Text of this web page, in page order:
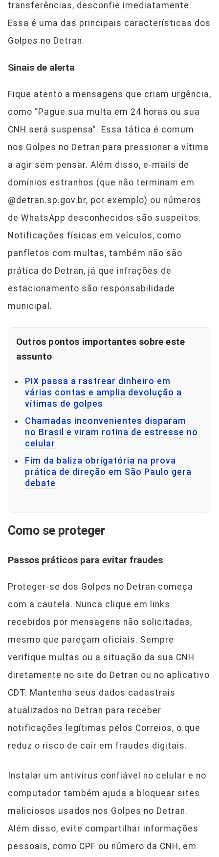
transferências, desconfie imediatamente.
Essa é uma das principais características dos
Golpes no Detran.
Sinais de alerta
Fique atento a mensagens que criam urgência,
como “Pague sua multa em 24 horas ou sua
CNH será suspensa”. Essa tática é comum
nos Golpes no Detran para pressionar a vítima
a agir sem pensar. Além disso, e-mails de
domínios estranhos (que não terminam em
@detran.sp.gov.br, por exemplo) ou números
de WhatsApp desconhecidos são suspeitos.
Notificações físicas em veículos, como
panfletos com multas, também não são
prática do Detran, já que infrações de
estacionamento são responsabilidade
municipal.
Outros pontos importantes sobre este
assunto
PIX passa a rastrear dinheiro em
várias contas e amplia devolução a
vítimas de golpes
Chamadas inconvenientes disparam
no Brasil e viram rotina de estresse no
celular
Fim da baliza obrigatória na prova
prática de direção em São Paulo gera
debate
Como se proteger
Passos práticos para evitar fraudes
Proteger-se dos Golpes no Detran começa
com a cautela. Nunca clique em links
recebidos por mensagens não solicitadas,
mesmo que pareçam oficiais. Sempre
verifique multas ou a situação da sua CNH
diretamente no site do Detran ou no aplicativo
CDT. Mantenha seus dados cadastrais
atualizados no Detran para receber
notificações legítimas pelos Correios, o que
reduz o risco de cair em fraudes digitais.
Instalar um antivírus confiável no celular e no
computador também ajuda a bloquear sites
maliciosos usados nos Golpes no Detran.
Além disso, evite compartilhar informações
pessoais, como CPF ou número da CNH, em